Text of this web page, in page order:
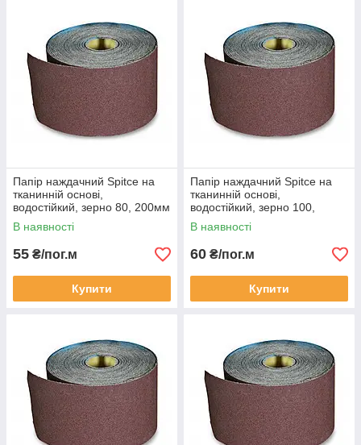
Папір наждачний Spitce на
тканинній основі,
водостійкий, зерно 80, 200мм
х 50м
В наявності
55 ₴/пог.м
Купити
Папір наждачний Spitce на
тканинній основі,
водостійкий, зерно 100,
200мм х 50м
В наявності
60 ₴/пог.м
Купити